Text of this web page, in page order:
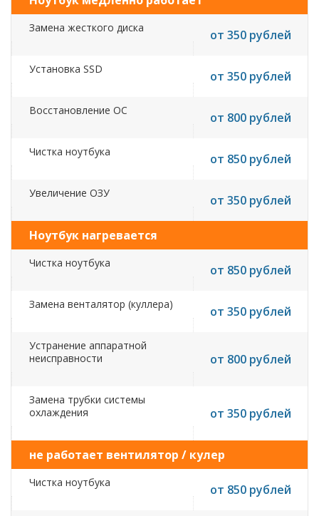
Замена жесткого диска от 350 рублей
Установка SSD от 350 рублей
Восстановление ОС от 800 рублей
Чистка ноутбука от 850 рублей
Увеличение ОЗУ от 350 рублей
Ноутбук нагревается
Чистка ноутбука от 850 рублей
Замена венталятор (куллера) от 350 рублей
Устранение аппаратной
неисправности
от 800 рублей
Замена трубки системы
охлаждения
от 350 рублей
не работает вентилятор / кулер
Чистка ноутбука от 850 рублей